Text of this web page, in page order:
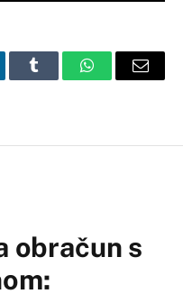
Tumblr WhatsAppEmail
obračun s